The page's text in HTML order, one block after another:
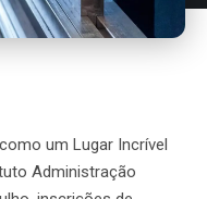
um Lugar Incrível
Administração